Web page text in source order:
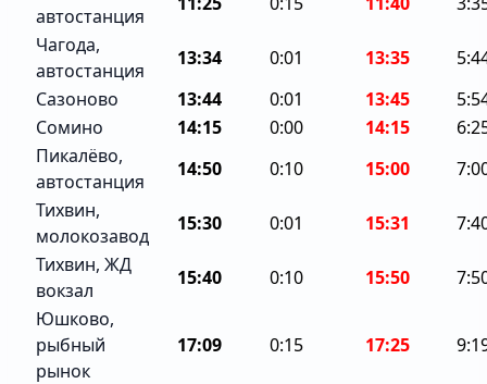
автостанция
Чагода,
автостанция
13:34 0:01 13:35
Сазоново
13:44 0:01 13:45
Сомино
14:15 0:00 14:15
Пикалёво,
автостанция
14:50 0:10 15:00
Тихвин,
молокозавод
15:30 0:01 15:31
Тихвин, ЖД
вокзал
15:40 0:10 15:50
Юшково,
рыбный
рынок
17:09 0:15 17:25